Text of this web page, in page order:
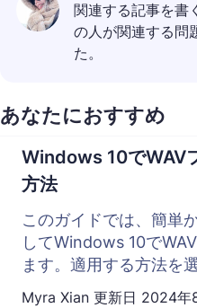
関連する記事を書
の人が関連する問
た。
あなたにおすすめ
Windows 10でWAV
方法
このガイドでは、簡単
してWindows 10で
ます。適用する方法を
Myra Xian 更新日 2024年